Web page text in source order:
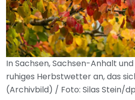
In Sachsen, Sachsen-Anhalt
ruhiges Herbstwetter an, das
(Archivbild) / Foto: Silas Stein/